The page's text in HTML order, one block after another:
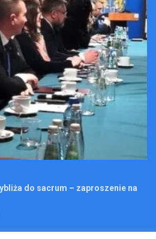
do sacrum – zaproszenie na